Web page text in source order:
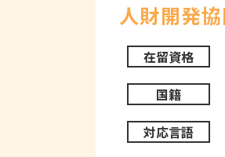
人財開発
在留資格
国籍
対応言語